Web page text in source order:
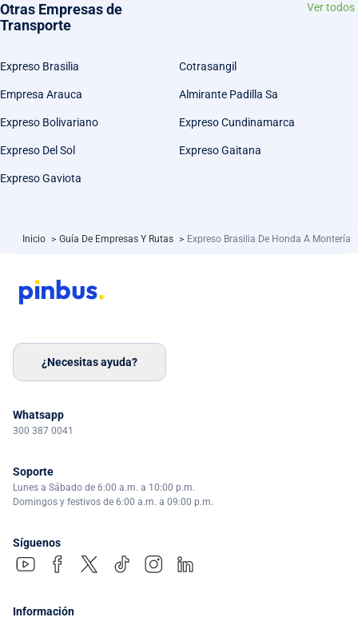
Otras Empresas de
Transporte
Ver todos
Expreso Brasilia Cotrasangil
Empresa Arauca Almirante Padilla Sa
Expreso Bolivariano Expreso Cundinamarca
Expreso Del Sol Expreso Gaitana
Expreso Gaviota
Inicio > Guía De Empresas Y Rutas > Expreso Brasilia De Honda A Montería
¿Necesitas ayuda?
Whatsapp
300 387 0041
Soporte
Lunes a Sábado de 6:00 a.m. a 10:00 p.m.
Domingos y festivos de 6:00 a.m. a 09:00 p.m.
Síguenos
Información